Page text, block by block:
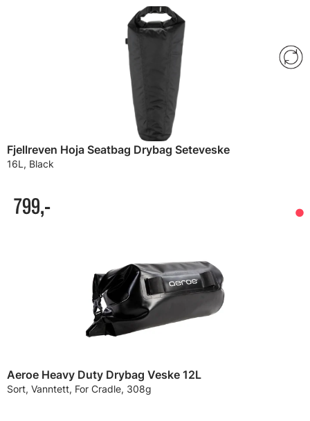
Fjellreven Hoja Seatbag Drybag Seteveske
16L, Black
799,-
Aeroe Heavy Duty Drybag Veske 12L
Sort, Vanntett, For Cradle, 308g